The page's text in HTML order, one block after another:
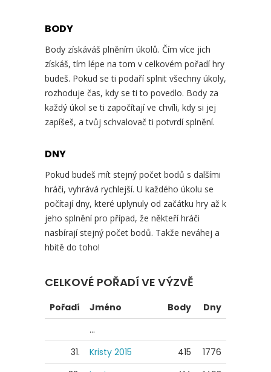
BODY
Body získáváš plněním úkolů. Čím více jich
získáš, tím lépe na tom v celkovém pořadí hry
budeš. Pokud se ti podaří splnit všechny úkoly,
rozhoduje čas, kdy se ti to povedlo. Body za
každý úkol se ti započítají ve chvíli, kdy si jej
zapíšeš, a tvůj schvalovač ti potvrdí splnění.
DNY
Pokud budeš mít stejný počet bodů s dalšími
hráči, vyhrává rychlejší. U každého úkolu se
počítají dny, které uplynuly od začátku hry až k
jeho splnění pro případ, že někteří hráči
nasbírají stejný počet bodů. Takže neváhej a
hbitě do toho!
CELKOVÉ POŘADÍ VE VÝZVĚ
Pořadí Jméno Body
Dny
...
31.
Kristy 2015 415
1776